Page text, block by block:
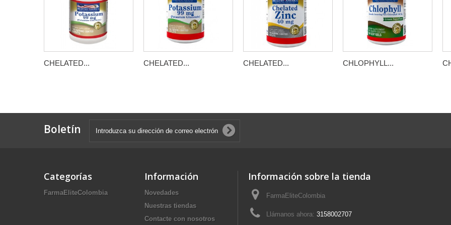
CHELATED... CHELATED... CHELATED... CHLOPHYLL...
Boletín
Categorías
FarmaEliteColombia
Información
Novedades
Nuestras tiendas
Contacte con nosotros
Información sobre la tienda
FarmaEliteColombia
Llámanos ahora: 3158002707